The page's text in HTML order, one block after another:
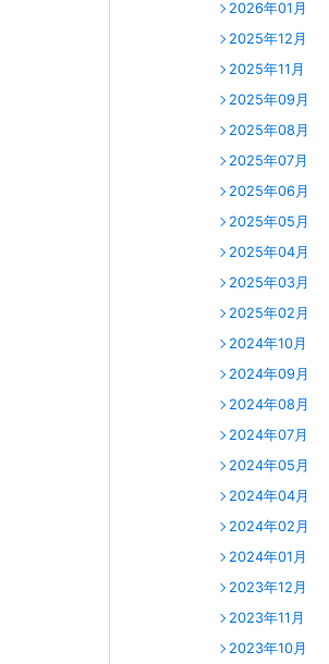
2026年01月
2025年12月
2025年11月
2025年09月
2025年08月
2025年07月
2025年06月
2025年05月
2025年04月
2025年03月
2025年02月
2024年10月
2024年09月
2024年08月
2024年07月
2024年05月
2024年04月
2024年02月
2024年01月
2023年12月
2023年11月
2023年10月